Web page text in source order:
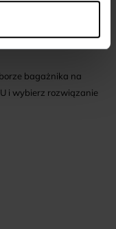
kontrolować miejsce
bagażnika na
i wybierz rozwiązanie